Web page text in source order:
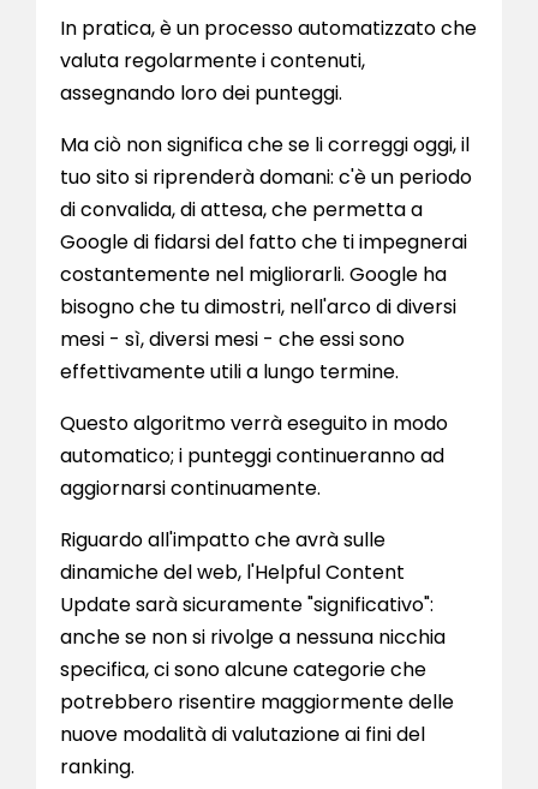
In pratica, è un processo automatizzato che
valuta regolarmente i contenuti,
assegnando loro dei punteggi.
Ma ciò non significa che se li correggi oggi, il
tuo sito si riprenderà domani: c'è un periodo
di convalida, di attesa, che permetta a
Google di fidarsi del fatto che ti impegnerai
costantemente nel migliorarli. Google ha
bisogno che tu dimostri, nell'arco di diversi
mesi - sì, diversi mesi - che essi sono
effettivamente utili a lungo termine.
Questo algoritmo verrà eseguito in modo
automatico; i punteggi continueranno ad
aggiornarsi continuamente.
Riguardo all'impatto che avrà sulle
dinamiche del web, l'Helpful Content
Update sarà sicuramente "significativo":
anche se non si rivolge a nessuna nicchia
specifica, ci sono alcune categorie che
potrebbero risentire maggiormente delle
nuove modalità di valutazione ai fini del
ranking.